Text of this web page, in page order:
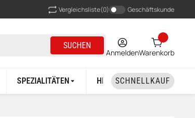
Vergleichsliste(0) Geschäftskunde
SUCHEN
AnmeldenWarenkorb
SPEZIALITÄTEN HERSTELLER
SCHNELLKAUF